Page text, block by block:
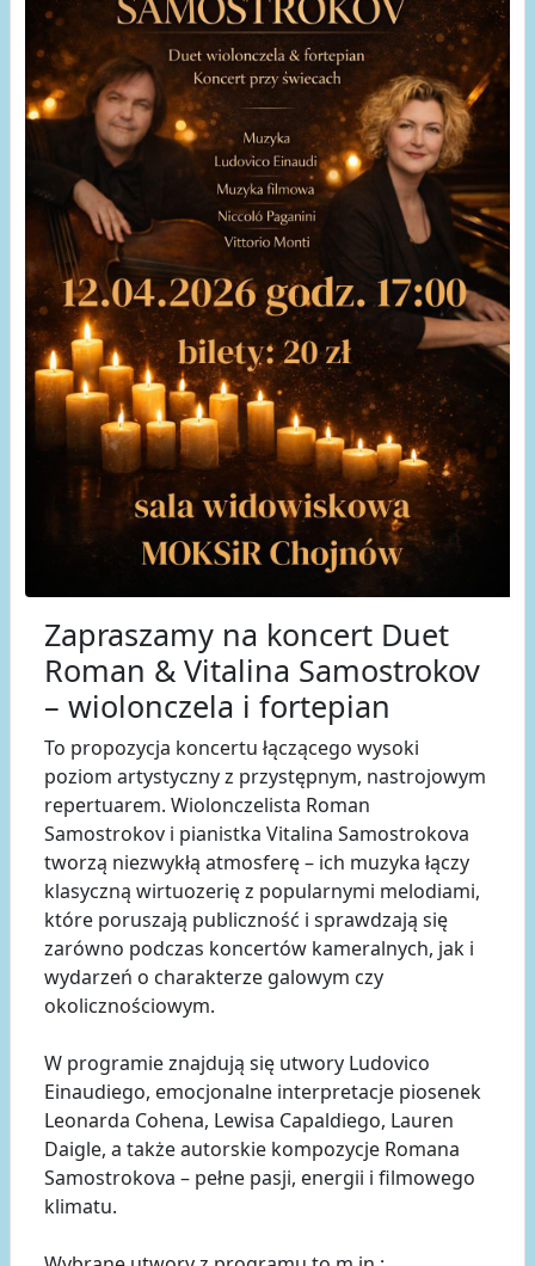
Zapraszamy na koncert Duet
Roman & Vitalina Samostrokov
– wiolonczela i fortepian
To propozycja koncertu łączącego wysoki
poziom artystyczny z przystępnym, nastrojowym
repertuarem. Wiolonczelista Roman
Samostrokov i pianistka Vitalina Samostrokova
tworzą niezwykłą atmosferę – ich muzyka łączy
klasyczną wirtuozerię z popularnymi melodiami,
które poruszają publiczność i sprawdzają się
zarówno podczas koncertów kameralnych, jak i
wydarzeń o charakterze galowym czy
okolicznościowym.
W programie znajdują się utwory Ludovico
Einaudiego, emocjonalne interpretacje piosenek
Leonarda Cohena, Lewisa Capaldiego, Lauren
Daigle, a także autorskie kompozycje Romana
Samostrokova – pełne pasji, energii i filmowego
klimatu.